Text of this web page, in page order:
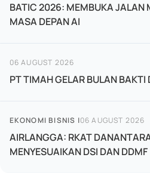
BATIC 2026: MEMBUKA JALAN
MASA DEPAN AI
06 AUGUST 2026
PT TIMAH GELAR BULAN BAKTI
EKONOMI BISNIS |06 AUGUST 2026
AIRLANGGA: RKAT
MENYESUAIKAN DSI DAN DDMF